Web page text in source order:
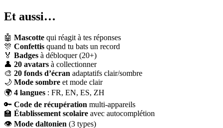
Et aussi…
🤖 Mascotte qui réagit à tes réponses
🎊 Confettis quand tu bats un record
🏅 Badges à débloquer (20+)
👤 20 avatars à collectionner
🎨 20 fonds d’écran adaptatifs clair/sombre
🌙 Mode sombre et mode clair
🌍 4 langues : FR, EN, ES, ZH
🔑 Code de récupération multi-appareils
🏫 Établissement scolaire avec autocomplétion
👁 Mode daltonien (3 types)